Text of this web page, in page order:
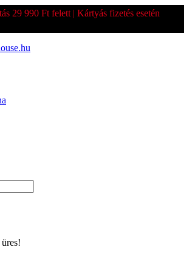
29 990 Ft felett | Kártyás fizetés esetén